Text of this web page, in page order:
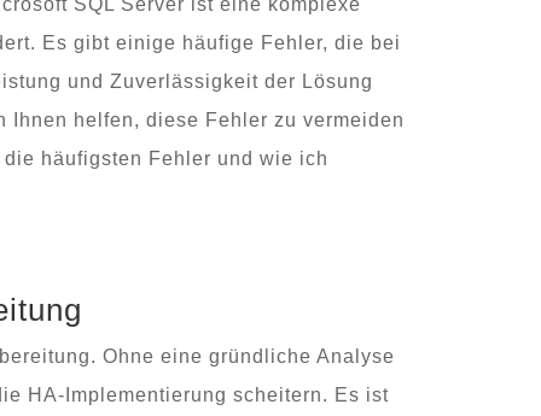
SQL Server ist eine komplexe
Es gibt einige häufige Fehler, die bei
und Zuverlässigkeit der Lösung
Ihnen helfen, diese Fehler zu vermeiden
häufigsten Fehler und wie ich
Ohne eine gründliche Analyse
HA-Implementierung scheitern. Es ist